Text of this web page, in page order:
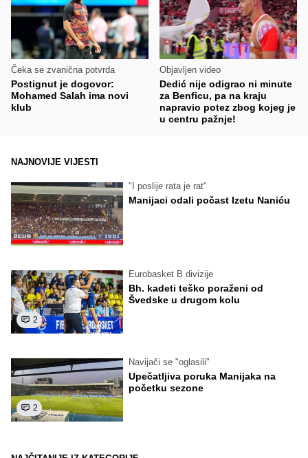
Čeka se zvanična potvrda
Postignut je dogovor:
Mohamed Salah ima novi
klub
Objavljen video
Dedić nije odigrao ni minute
za Benficu, pa na kraju
napravio potez zbog kojeg je
u centru pažnje!
NAJNOVIJE VIJESTI
"I poslije rata je rat"
Manijaci odali počast Izetu Naniću
2
Eurobasket B divizije
Bh. kadeti teško poraženi od
Švedske u drugom kolu
2
Navijači se "oglasili"
Upečatljiva poruka Manijaka na
početku sezone